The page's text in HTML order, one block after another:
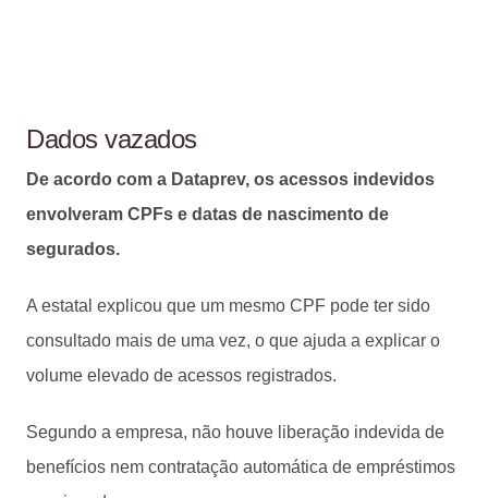
Dados vazados
De acordo com a Dataprev, os acessos indevidos
envolveram CPFs e datas de nascimento de
segurados.
A estatal explicou que um mesmo CPF pode ter sido
consultado mais de uma vez, o que ajuda a explicar o
volume elevado de acessos registrados.
Segundo a empresa, não houve liberação indevida de
benefícios nem contratação automática de empréstimos